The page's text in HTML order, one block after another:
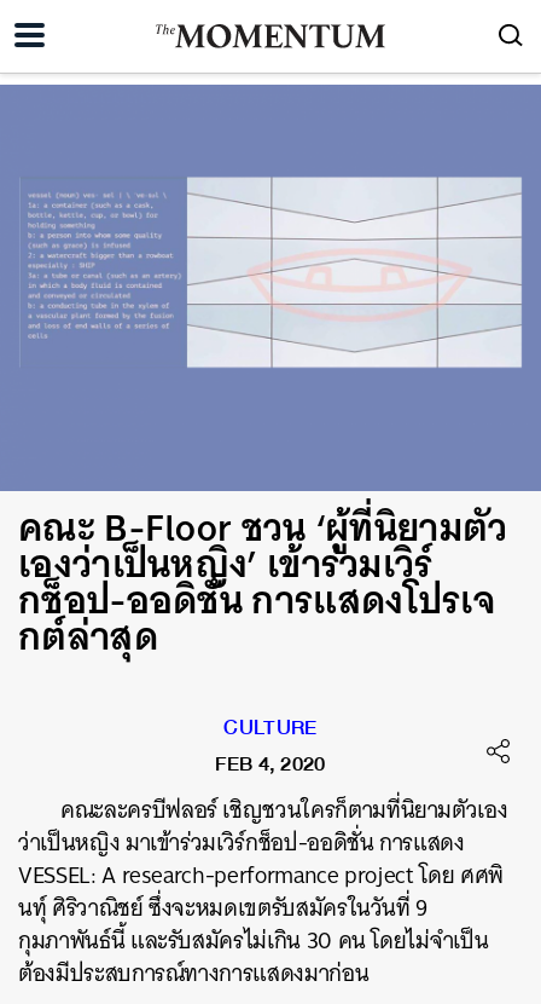
คณะ B-Floor ชวน ‘ผู้ที่นิยามตัว
เองว่าเป็นหญิง’ เข้าร่วมเวิร์
กช็อป-ออดิชั่น การแสดงโปรเจ
กต์ล่าสุด
CULTURE
FEB 4, 2020
คณะละครบีฟลอร์ เชิญชวนใครก็ตามที่นิยามตัวเอง
ว่าเป็นหญิง มาเข้าร่วมเวิร์กช็อป-ออดิชั่น การแสดง
VESSEL: A research-performance project โดย ศศพิ
นทุ์ ศิริวาณิชย์ ซึ่งจะหมดเขตรับสมัครในวันที่ 9
กุมภาพันธ์นี้ และรับสมัครไม่เกิน 30 คน โดยไม่จำเป็น
ต้องมีประสบการณ์ทางการแสดงมาก่อน